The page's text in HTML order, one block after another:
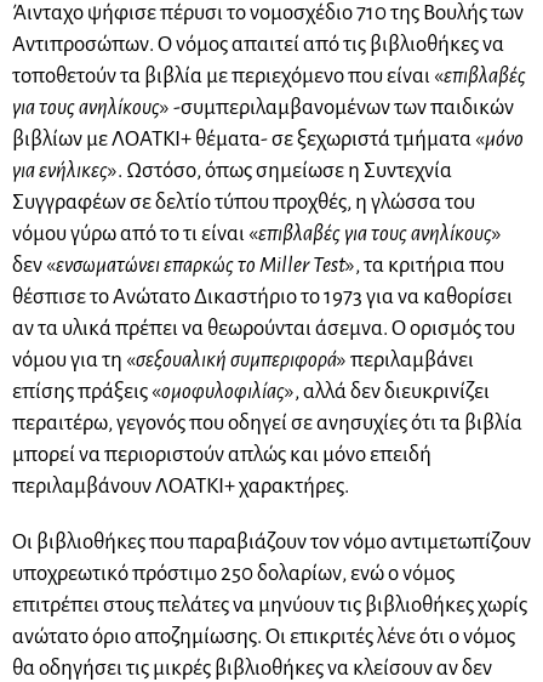
Άινταχο ψήφισε πέρυσι το νομοσχέδιο 710 της Βουλής των
Αντιπροσώπων. Ο νόμος απαιτεί από τις βιβλιοθήκες να
τοποθετούν τα βιβλία με περιεχόμενο που είναι «επιβλαβές
για τους ανηλίκους» -συμπεριλαμβανομένων των παιδικών
βιβλίων με ΛΟΑΤΚΙ+ θέματα- σε ξεχωριστά τμήματα «μόνο
για ενήλικες». Ωστόσο, όπως σημείωσε η Συντεχνία
Συγγραφέων σε δελτίο τύπου προχθές, η γλώσσα του
νόμου γύρω από το τι είναι «επιβλαβές για τους ανηλίκους»
δεν «ενσωματώνει επαρκώς το Miller Test», τα κριτήρια που
θέσπισε το Ανώτατο Δικαστήριο το 1973 για να καθορίσει
αν τα υλικά πρέπει να θεωρούνται άσεμνα. Ο ορισμός του
νόμου για τη «σεξουαλική συμπεριφορά» περιλαμβάνει
επίσης πράξεις «ομοφυλοφιλίας», αλλά δεν διευκρινίζει
περαιτέρω, γεγονός που οδηγεί σε ανησυχίες ότι τα βιβλία
μπορεί να περιοριστούν απλώς και μόνο επειδή
περιλαμβάνουν ΛΟΑΤΚΙ+ χαρακτήρες.
Οι βιβλιοθήκες που παραβιάζουν τον νόμο αντιμετωπίζουν
υποχρεωτικό πρόστιμο 250 δολαρίων, ενώ ο νόμος
επιτρέπει στους πελάτες να μηνύουν τις βιβλιοθήκες χωρίς
ανώτατο όριο αποζημίωσης. Οι επικριτές λένε ότι ο νόμος
θα οδηγήσει τις μικρές βιβλιοθήκες να κλείσουν αν δεν